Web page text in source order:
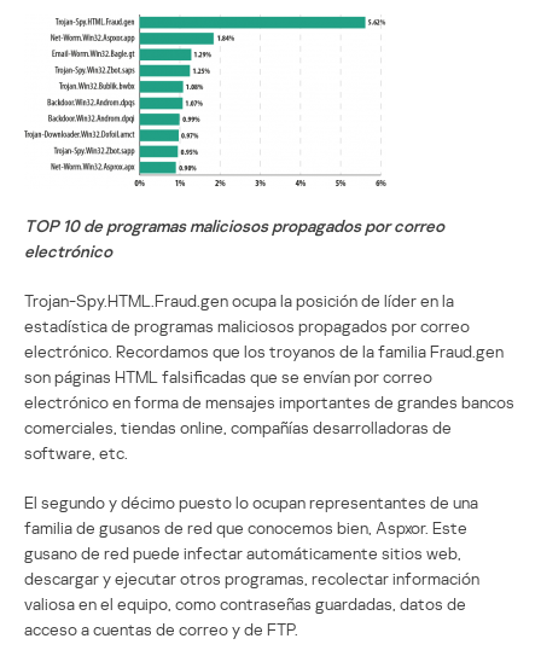
TOP 10 de programas maliciosos propagados por correo
electrónico
Trojan-Spy.HTML.Fraud.gen ocupa la posición de líder en la
estadística de programas maliciosos propagados por correo
electrónico. Recordamos que los troyanos de la familia Fraud.gen
son páginas HTML falsificadas que se envían por correo
electrónico en forma de mensajes importantes de grandes bancos
comerciales, tiendas online, compañías desarrolladoras de
software, etc.
El segundo y décimo puesto lo ocupan representantes de una
familia de gusanos de red que conocemos bien, Aspxor. Este
gusano de red puede infectar automáticamente sitios web,
descargar y ejecutar otros programas, recolectar información
valiosa en el equipo, como contraseñas guardadas, datos de
acceso a cuentas de correo y de FTP.